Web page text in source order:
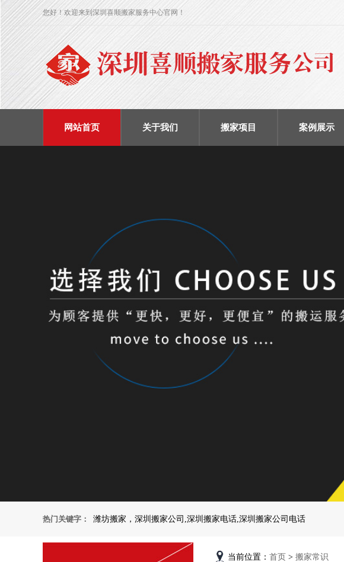
您好！欢迎来到深圳喜顺搬家服务中心官网！
网站首页 关于我们 搬家项目 案例展示
热门关键字： 潍坊搬家，深圳搬家公司,深圳搬家电话,深圳搬家公司电话
当前位置： 首页 > 搬家常识